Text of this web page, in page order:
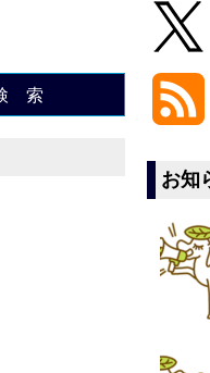
索
お知